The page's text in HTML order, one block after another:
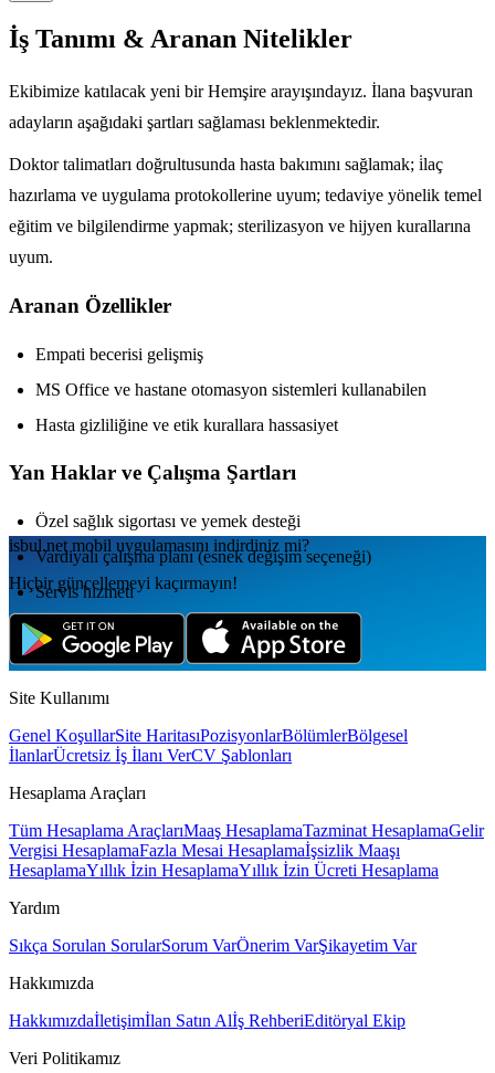
İş Tanımı & Aranan Nitelikler
Ekibimize katılacak yeni bir Hemşire arayışındayız. İlana başvuran
adayların aşağıdaki şartları sağlaması beklenmektedir.
Doktor talimatları doğrultusunda hasta bakımını sağlamak; i̇laç
hazırlama ve uygulama protokollerine uyum; tedaviye yönelik temel
eğitim ve bilgilendirme yapmak; sterilizasyon ve hijyen kurallarına
uyum.
Aranan Özellikler
Empati becerisi gelişmiş
MS Office ve hastane otomasyon sistemleri kullanabilen
Hasta gizliliğine ve etik kurallara hassasiyet
Yan Haklar ve Çalışma Şartları
Özel sağlık sigortası ve yemek desteği
Vardiyalı çalışma planı (esnek değişim seçeneği)
Servis hizmeti
isbul.net mobil uygulamаsını indirdiniz mi?
Hiçbir güncellemeyi kaçırmayın!
Site Kullanımı
Genel KoşullarSite HaritasıPozisyonlarBölümlerBölgesel
İlanlarÜcretsiz İş İlanı VerCV Şablonları
Hesaplama Araçları
Tüm Hesaplama AraçlarıMaaş HesaplamaTazminat HesaplamaGelir
Vergisi HesaplamaFazla Mesai Hesaplamaİşsizlik Maaşı
HesaplamaYıllık İzin HesaplamaYıllık İzin Ücreti Hesaplama
Yardım
Sıkça Sorulan SorularSorum VarÖnerim VarŞikayetim Var
Hakkımızda
Hakkımızdaİletişimİlan Satın Alİş RehberiEditöryal Ekip
Veri Politikamız